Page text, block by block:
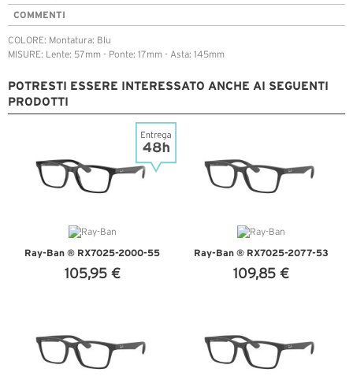
COMMENTI
COLORE: Montatura: Blu
MISURE: Lente: 57mm - Ponte: 17mm - Asta: 145mm
POTRESTI ESSERE INTERESSATO ANCHE AI SEGUENTI
PRODOTTI
Ray-Ban ® RX7025-2000-55
105,95 €
Ray-Ban ® RX7025-2077-53
109,85 €